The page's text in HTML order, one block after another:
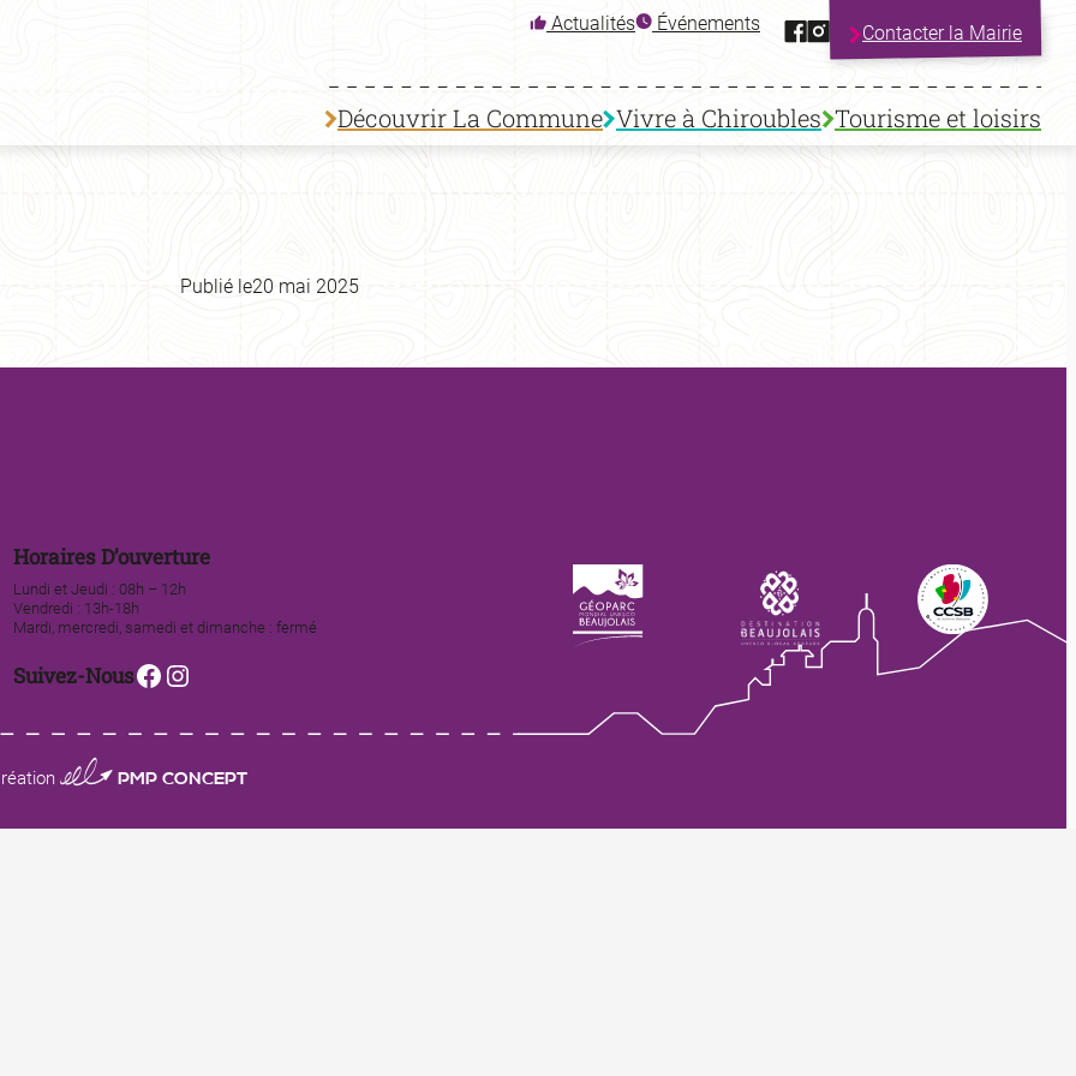
Actualités Événements Facebook
Instagram
Contacter la Mairie
Découvrir La Commune Vivre à Chiroubles Tourisme et loisirs
Publié le20 mai 2025
Horaires D’ouverture
Lundi et Jeudi : 08h – 12h
Vendredi : 13h-18h
Mardi, mercredi, samedi et dimanche : fermé
Suivez-NousFacebook
Instagram
0123 PMP CONCEPT